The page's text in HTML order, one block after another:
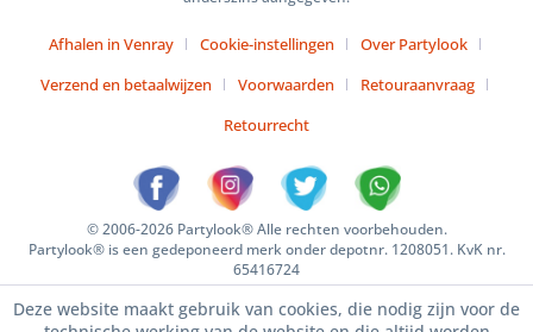
Afhalen in Venray Cookie-instellingen
Over Partylook
Verzend en betaalwijzen
Voorwaarden
Retouraanvraag
Retourrecht
© 2006-2026 Partylook® Alle rechten voorbehouden.
Partylook® is een gedeponeerd merk onder depotnr. 1208051. KvK nr.
65416724
Deze website maakt gebruik van cookies, die nodig zijn voor de